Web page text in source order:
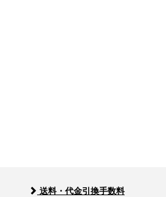
送料・代金引換手数料